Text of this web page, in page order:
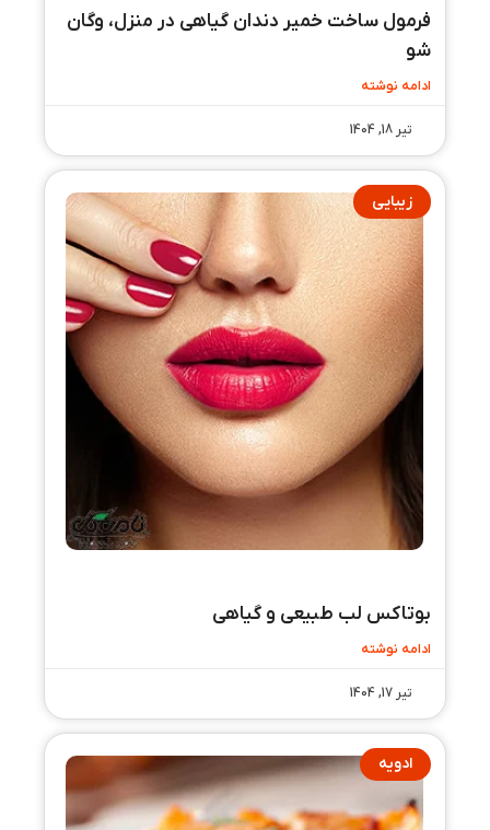
فرمول ساخت خمیر دندان گیاهی در منزل، وگان
شو
ادامه نوشته
تیر 18, 1404
زیبایی
بوتاکس لب طبیعی و گیاهی
ادامه نوشته
تیر 17, 1404
ادویه